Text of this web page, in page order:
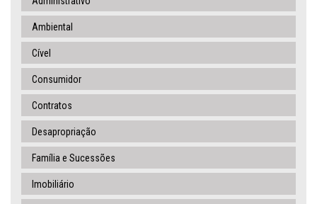
Ambiental
Cível
Consumidor
Contratos
Desapropriação
Família e Sucessões
Imobiliário